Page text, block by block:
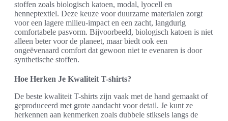
stoffen zoals biologisch katoen, modal, lyocell en
henneptextiel. Deze keuze voor duurzame materialen zorgt
voor een lagere milieu-impact en een zacht, langdurig
comfortabele pasvorm. Bijvoorbeeld, biologisch katoen is niet
alleen beter voor de planeet, maar biedt ook een
ongeëvenaard comfort dat gewoon niet te evenaren is door
synthetische stoffen.
Hoe Herken Je Kwaliteit T-shirts?
De beste kwaliteit T-shirts zijn vaak met de hand gemaakt of
geproduceerd met grote aandacht voor detail. Je kunt ze
herkennen aan kenmerken zoals dubbele stiksels langs de